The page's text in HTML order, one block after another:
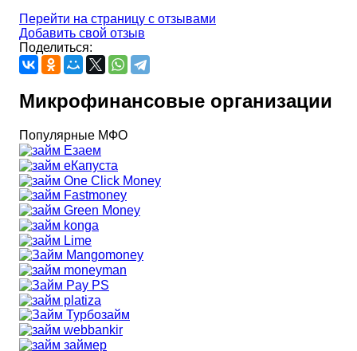
Перейти на страницу с отзывами
Добавить свой отзыв
Поделиться:
Микрофинансовые организации
Популярные МФО